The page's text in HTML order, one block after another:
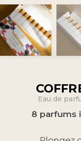
Eau de
8 parfums